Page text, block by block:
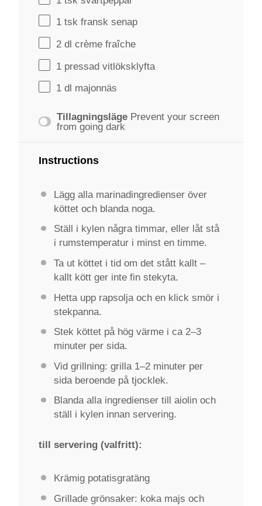
1 tsk fransk senap
2 dl crème fraîche
1 pressad vitlöksklyfta
1 dl majonnäs
Tillagningsläge Prevent your screen
from going dark
Instructions
Lägg alla marinadingredienser över
köttet och blanda noga.
Ställ i kylen några timmar, eller låt stå
i rumstemperatur i minst en timme.
Ta ut köttet i tid om det stått kallt –
kallt kött ger inte fin stekyta.
Hetta upp rapsolja och en klick smör i
stekpanna.
Stek köttet på hög värme i ca 2–3
minuter per sida.
Vid grillning: grilla 1–2 minuter per
sida beroende på tjocklek.
Blanda alla ingredienser till aiolin och
ställ i kylen innan servering.
till servering (valfritt):
Krämig potatisgratäng
Grillade grönsaker: koka majs och